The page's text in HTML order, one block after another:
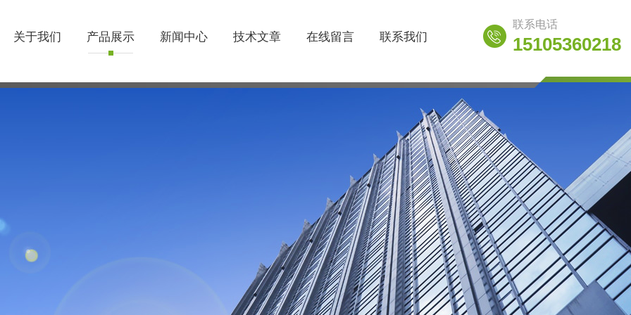
关于我们 产品展示 新闻中心 技术文章 在线留言 联系我们
联系电话
15105360218